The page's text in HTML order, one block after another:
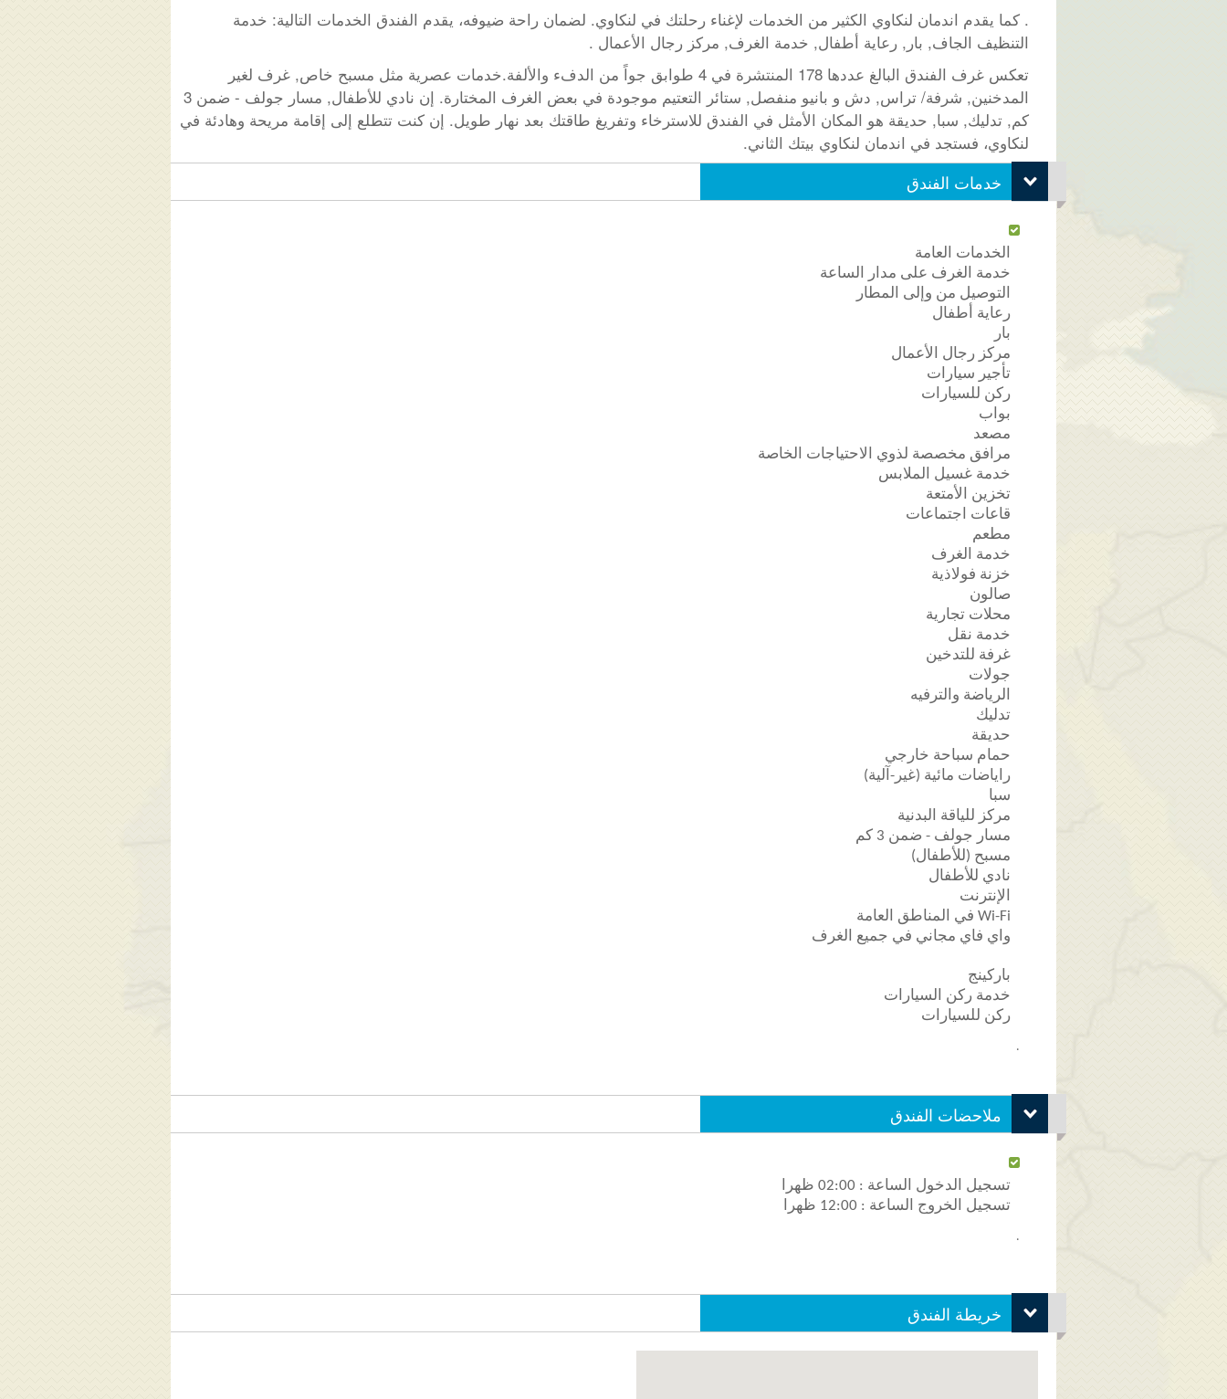
. كما يقدم اندمان لنكاوي الكثير من الخدمات لإغناء رحلتك في لنكاوي. لضمان راحة ضيوفه، يقدم الفندق الخدمات التالية: خدمة
التنظيف الجاف, بار, رعاية أطفال, خدمة الغرف, مركز رجال الأعمال .
تعكس غرف الفندق البالغ عددها 178 المنتشرة في 4 طوابق جواً من الدفء والألفة.خدمات عصرية مثل مسبح خاص, غرف لغير
المدخنين, شرفة/ تراس, دش و بانيو منفصل, ستائر التعتيم موجودة في بعض الغرف المختارة. إن نادي للأطفال, مسار جولف - ضمن 3
كم, تدليك, سبا, حديقة هو المكان الأمثل في الفندق للاسترخاء وتفريغ طاقتك بعد نهار طويل. إن كنت تتطلع إلى إقامة مريحة وهادئة في
لنكاوي، فستجد في اندمان لنكاوي بيتك الثاني.
خدمات الفندق
الخدمات العامة
خدمة الغرف على مدار الساعة
التوصيل من وإلى المطار
رعاية أطفال
بار
مركز رجال الأعمال
تأجير سيارات
ركن للسيارات
بواب
مصعد
مرافق مخصصة لذوي الاحتياجات الخاصة
خدمة غسيل الملابس
تخزين الأمتعة
قاعات اجتماعات
مطعم
خدمة الغرف
خزنة فولاذية
صالون
محلات تجارية
خدمة نقل
غرفة للتدخين
جولات
الرياضة والترفيه
تدليك
حديقة
حمام سباحة خارجي
راياضات مائية (غير-آلية)
سبا
مركز للياقة البدنية
مسار جولف - ضمن 3 كم
مسبح (للأطفال)
نادي للأطفال
الإنترنت
Wi-Fi في المناطق العامة
واي فاي مجاني في جميع الغرف
باركينج
خدمة ركن السيارات
ركن للسيارات
.
ملاحضات الفندق
تسجيل الدخول الساعة : 02:00 ظهرا
تسجيل الخروج الساعة : 12:00 ظهرا
.
خريطة الفندق